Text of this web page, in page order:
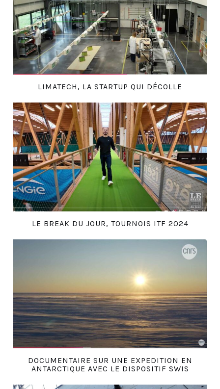
LIMATECH, LA STARTUP QUI DÉCOLLE
LE BREAK DU JOUR, TOURNOIS ITF 2024
DOCUMENTAIRE SUR UNE EXPEDITION EN
ANTARCTIQUE AVEC LE DISPOSITIF SWIS